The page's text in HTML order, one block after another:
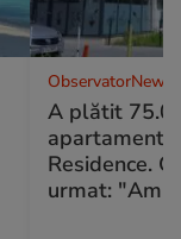
A plătit
apartament
Residence.
urmat: "Am